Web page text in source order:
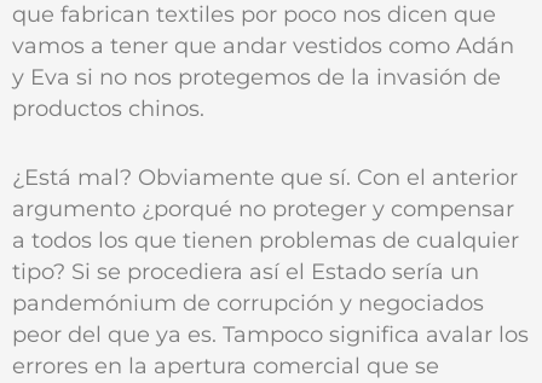
que fabrican textiles por poco nos dicen que
vamos a tener que andar vestidos como Adán
y Eva si no nos protegemos de la invasión de
productos chinos.
¿Está mal? Obviamente que sí. Con el anterior
argumento ¿porqué no proteger y compensar
a todos los que tienen problemas de cualquier
tipo? Si se procediera así el Estado sería un
pandemónium de corrupción y negociados
peor del que ya es. Tampoco significa avalar los
errores en la apertura comercial que se